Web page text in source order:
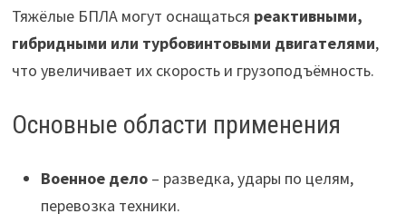
Тяжёлые БПЛА могут оснащаться реактивными,
гибридными или турбовинтовыми двигателями,
что увеличивает их скорость и грузоподъёмность.
Основные области применения
Военное дело– разведка, удары по целям,
перевозка техники.